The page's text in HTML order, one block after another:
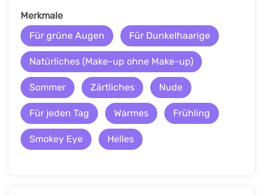
Merkmale
Für grüne Augen
Für Dunkelhaarige
Natürliches (Make-up ohne Make-up)
Sommer Zärtliches Nude
Für jeden Tag Warmes Frühling
Smokey Eye Helles